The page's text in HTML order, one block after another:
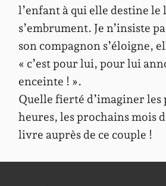
l’enfant à qui elle destine le
s’embrument. Je n’insiste
son compagnon s’éloigne,
« c’est pour lui, pour lui
enceinte ! ».
Quelle fierté d’imaginer les
heures, les prochains mois
livre auprès de ce couple !